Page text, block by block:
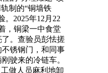
制的“铜墙铁
。2025年12月22
，铜梁一中食堂
。查验员彭怯搓
锈钢门，和同事
驶来的冷链车。
做人员麻利地卸